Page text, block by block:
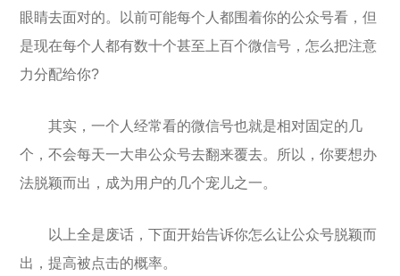
眼睛去面对的。以前可能每个人都围着你的公众号看，但
是现在每个人都有数十个甚至上百个微信号，怎么把注意
力分配给你?
其实，一个人经常看的微信号也就是相对固定的几
个，不会每天一大串公众号去翻来覆去。所以，你要想办
法脱颖而出，成为用户的几个宠儿之一。
以上全是废话，下面开始告诉你怎么让公众号脱颖而
出，提高被点击的概率。